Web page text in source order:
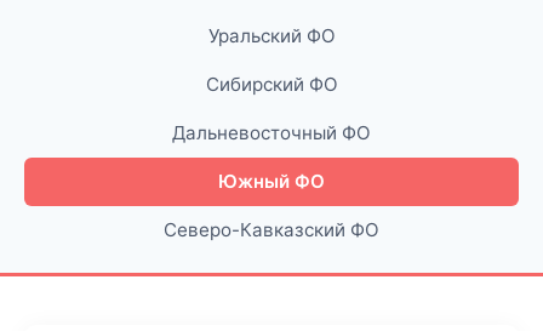
Уральский ФО
Сибирский ФО
Дальневосточный ФО
Южный ФО
Северо-Кавказский ФО